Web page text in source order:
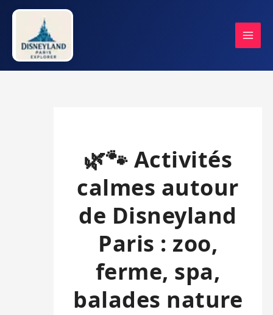
Aller
contenu
🌿🐾 Activités
calmes autour
de Disneyland
Paris : zoo,
ferme, spa,
balades nature